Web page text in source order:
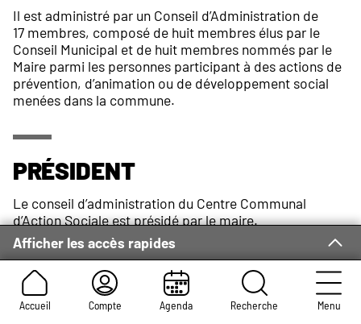
Accueil Compte Agenda Recherche Menu
Afficher les accès rapides
Il est administré par un Conseil d’Administration de
17 membres, composé de huit membres élus par le
Conseil Municipal et de huit membres nommés par le
Maire parmi les personnes participant à des actions de
prévention, d’animation ou de développement social
menées dans la commune.
Président
Le conseil d’administration du Centre Communal
d’Action Sociale est présidé par le maire.